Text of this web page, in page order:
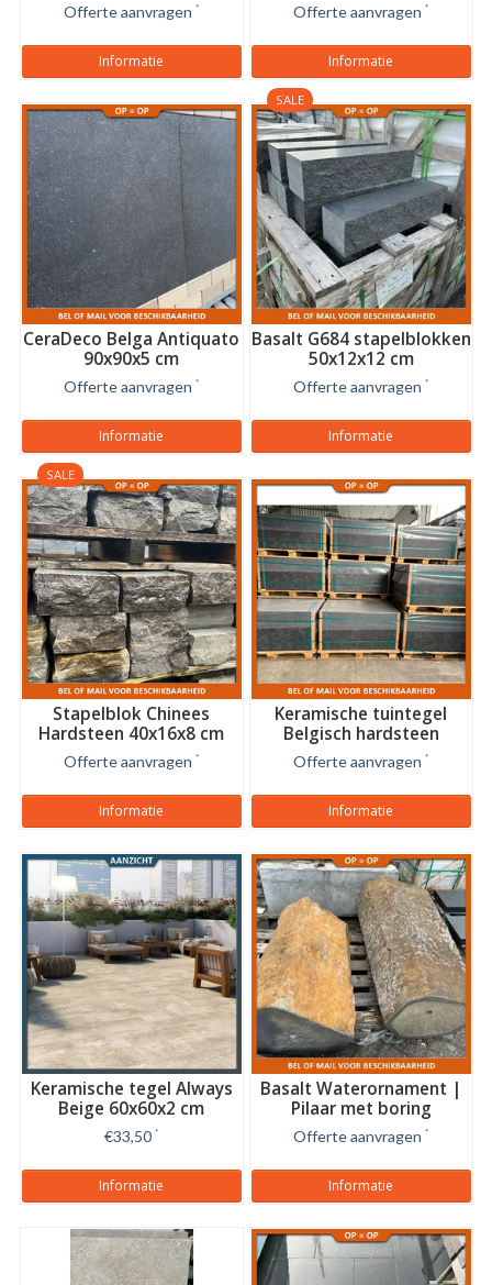
Offerte aanvragen *
Informatie
SALE
Offerte aanvragen *
Informatie
SALE
CeraDeco Belga Antiquato
90x90x5 cm
Offerte aanvragen *
Informatie
Basalt G684 stapelblokken
50x12x12 cm
Offerte aanvragen *
Informatie
Stapelblok Chinees
Hardsteen 40x16x8 cm
Offerte aanvragen *
Informatie
Keramische tuintegel
Belgisch hardsteen
60x120x2 cm
Offerte aanvragen *
Informatie
Keramische tegel Always
Beige 60x60x2 cm
€33,50 *
Informatie
Basalt Waterornament |
Pilaar met boring
Offerte aanvragen *
Informatie